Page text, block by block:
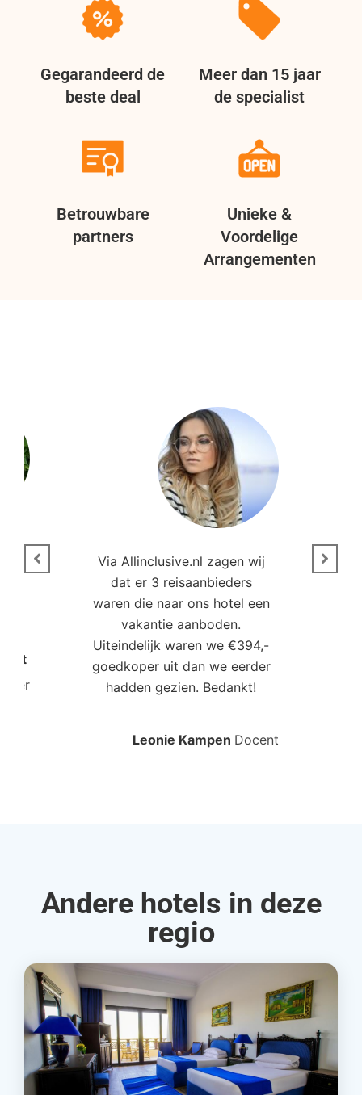
Gegarandeerd de
beste deal
Meer dan 15 jaar
de specialist
Betrouwbare
partners
Unieke &
Voordelige
Arrangementen
Via Allinclusive.nl zagen wij
dat er 3 reisaanbieders
waren die naar ons hotel een
vakantie aanboden.
Uiteindelijk waren we €394,-
goedkoper uit dan we eerder
hadden gezien. Bedankt!
Leonie Kampen Docent
Andere hotels in deze
regio